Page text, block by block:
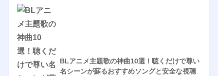
BLアニメ主題歌の神曲10選！聴くだけで尊い
名シーンが蘇るおすすめソングと安全な視聴